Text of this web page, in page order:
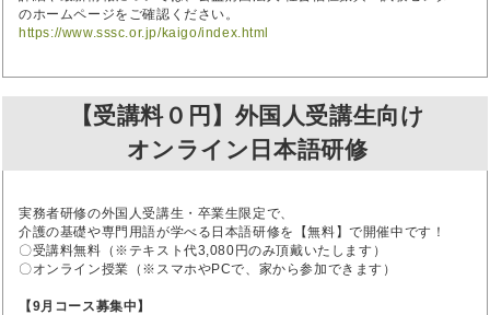
のホームページをご確認ください。
https://www.sssc.or.jp/kaigo/index.html
【受講料０円】外国人受講生向け
オンライン日本語研修
実務者研修の外国人受講生・卒業生限定で、
介護の基礎や専門用語が学べる日本語研修を【無料】で開催中です！
〇受講料無料（※テキスト代3,080円のみ頂戴いたします）
〇オンライン授業（※スマホやPCで、家から参加できます）
【9月コース募集中】